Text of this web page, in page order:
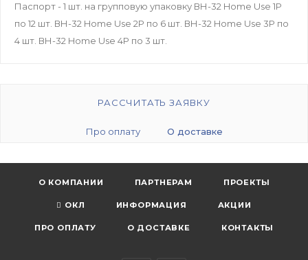
Паспорт - 1 шт. на групповую упаковку ВН-32 Home Use 1P
по 12 шт. ВН-32 Home Use 2P по 6 шт. ВН-32 Home Use 3P по
4 шт. ВН-32 Home Use 4P по 3 шт.
РАССЧИТАТЬ ЗАЯВКУ
Про оплату О доставке
О КОМПАНИИ ПАРТНЕРАМ ПРОЕКТЫ
ОКЛ ИНФОРМАЦИЯ АКЦИИ
ПРО ОПЛАТУ О ДОСТАВКЕ КОНТАКТЫ